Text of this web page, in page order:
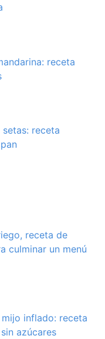
receta
receta
receta de
culminar un menú
inflado: receta
azúcares